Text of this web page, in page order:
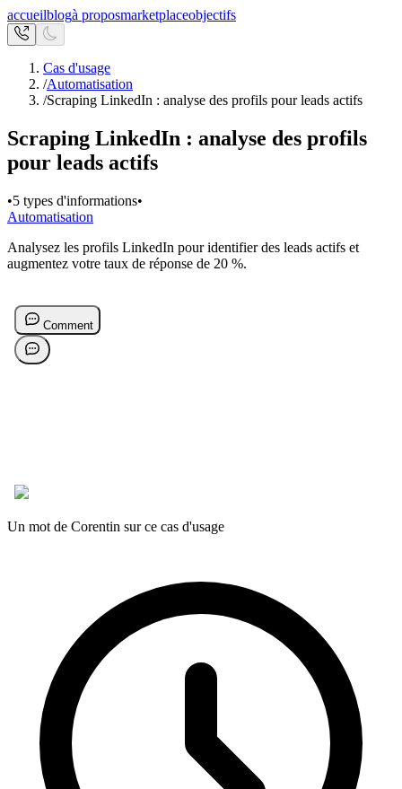
accueilblogà proposmarketplaceobjectifs
Cas d'usage
/Automatisation
/Scraping LinkedIn : analyse des profils pour leads actifs
Scraping LinkedIn : analyse des profils
pour leads actifs
•5 types d'informations•
Automatisation
Analysez les profils LinkedIn pour identifier des leads actifs et
augmentez votre taux de réponse de 20 %.
Un mot de Corentin sur ce cas d'usage